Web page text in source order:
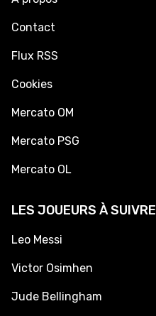
Contact
Flux RSS
Cookies
Mercato OM
Mercato PSG
Mercato OL
LES JOUEURS À SUIVRE
Leo Messi
Victor Osimhen
Jude Bellingham